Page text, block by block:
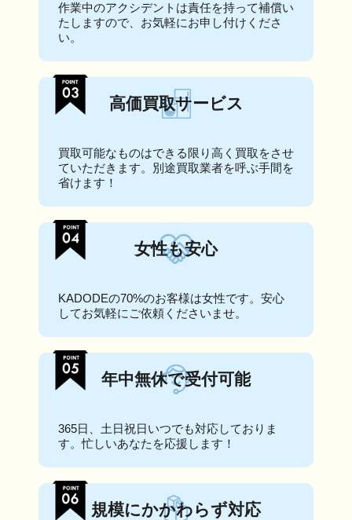
作業中のアクシデントは責任を持って補償い
たしますので、お気軽にお申し付けくださ
い。
高価買取サービス
買取可能なものはできる限り高く買取をさせ
ていただきます。別途買取業者を呼ぶ手間を
省けます！
女性も安心
KADODEの70%のお客様は女性です。安心
してお気軽にご依頼くださいませ。
年中無休で受付可能
365日、土日祝日いつでも対応しておりま
す。忙しいあなたを応援します！
規模にかかわらず対応